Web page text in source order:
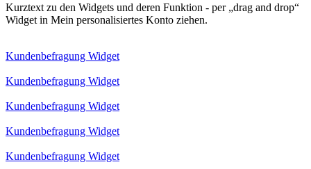
Kurztext zu den Widgets und deren Funktion - per „drag and drop“
Widget in Mein personalisiertes Konto ziehen.
Kundenbefragung Widget
Kundenbefragung Widget
Kundenbefragung Widget
Kundenbefragung Widget
Kundenbefragung Widget